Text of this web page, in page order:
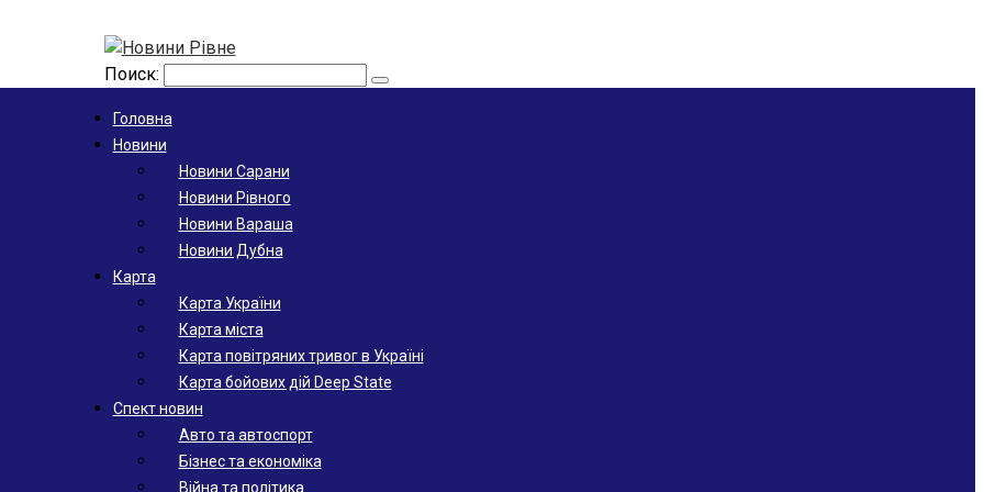
Поиск:
Головна
Новини
Новини Сарани
Новини Рівного
Новини Вараша
Новини Дубна
Карта
Карта України
Карта міста
Карта повітряних тривог в Україні
Карта бойових дій Deep State
Спект новин
Авто та автоспорт
Бізнес та економіка
Війна та політика